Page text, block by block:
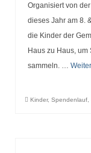
Organisiert von
dieses Jahr am 8.
die Kinder der
Haus zu Haus, um
sammeln. … Weiter
Kinder, Spendenlauf